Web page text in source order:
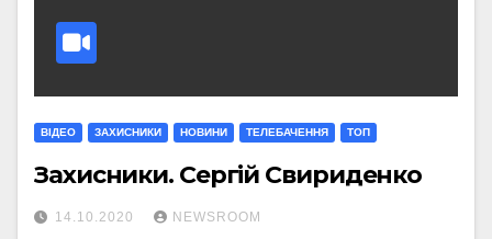
ВІДЕО ЗАХИСНИКИ НОВИНИ ТЕЛЕБАЧЕННЯ ТОП
Захисники. Сергій Свириденко
14.10.2020 NEWSROOM